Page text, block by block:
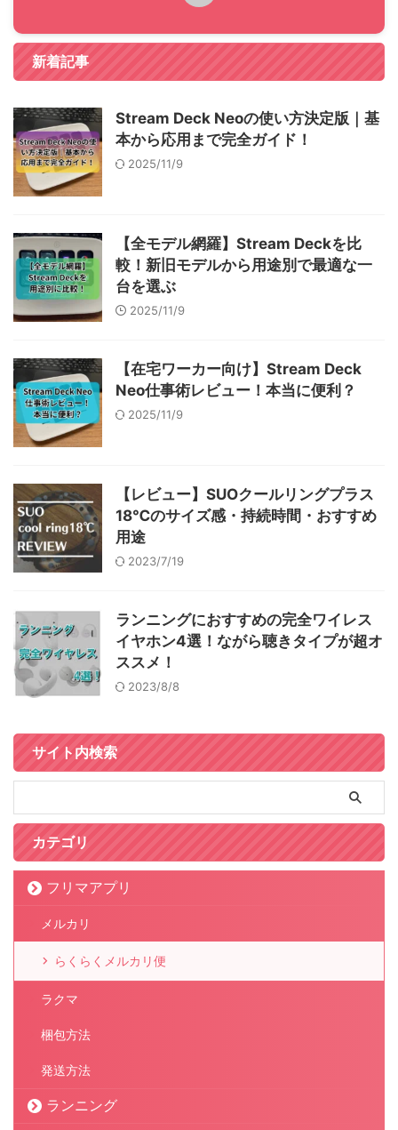
新着記事
Stream Deck Neoの使い方決定版｜基
本から応用まで完全ガイド！
2025/11/9
【全モデル網羅】Stream Deckを比
較！新旧モデルから用途別で最適な一
台を選ぶ
2025/11/9
【在宅ワーカー向け】Stream Deck
Neo仕事術レビュー！本当に便利？
2025/11/9
【レビュー】SUOクールリングプラス
18℃のサイズ感・持続時間・おすすめ
用途
2023/7/19
ランニングにおすすめの完全ワイレス
イヤホン4選！ながら聴きタイプが超オ
ススメ！
2023/8/8
サイト内検索
カテゴリ
フリマアプリ
メルカリ
らくらくメルカリ便
ラクマ
梱包方法
発送方法
ランニング